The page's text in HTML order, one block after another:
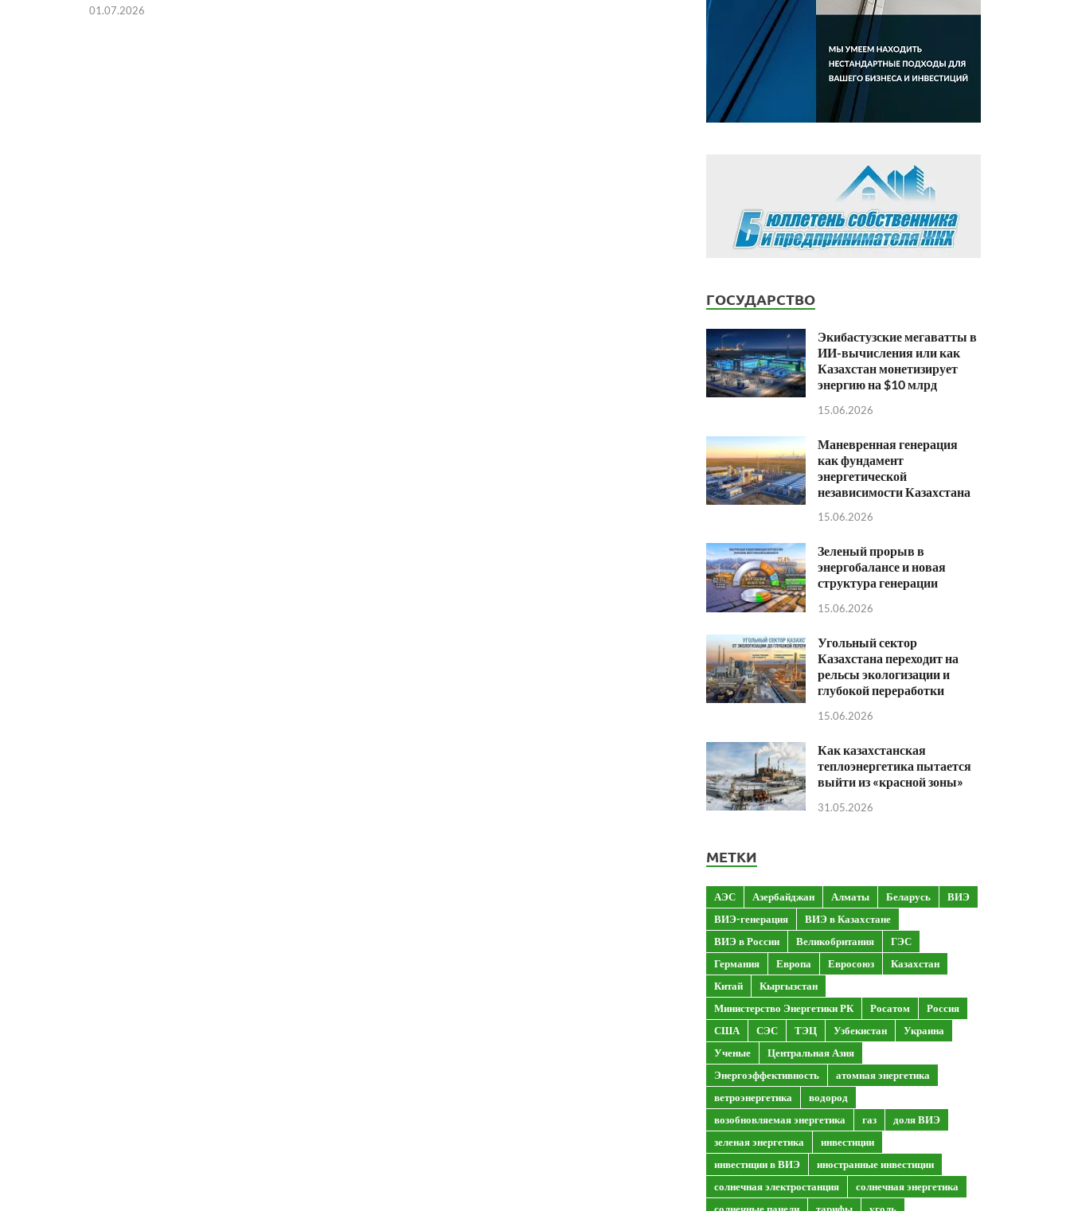
01.07.2026
ГОСУДАРСТВО
Экибастузские мегаватты в
ИИ-вычисления или как
Казахстан монетизирует
энергию на $10 млрд
15.06.2026
Маневренная генерация
как фундамент
энергетической
независимости Казахстана
15.06.2026
Зеленый прорыв в
энергобалансе и новая
структура генерации
15.06.2026
Угольный сектор
Казахстана переходит на
рельсы экологизации и
глубокой переработки
15.06.2026
Как казахстанская
теплоэнергетика пытается
выйти из «красной зоны»
31.05.2026
МЕТКИ
АЭС Азербайджан Алматы Беларусь
ВИЭ
ВИЭ-генерация
ВИЭ в Казахстане
ВИЭ в России
Великобритания
ГЭС
Германия
Европа Евросоюз
Казахстан
Китай
Кыргызстан
Министерство Энергетики РК
Росатом
Россия
США
СЭС ТЭЦ Узбекистан
Украина
Ученые
Центральная Азия
Энергоэффективность
атомная энергетика
ветроэнергетика
водород
возобновляемая энергетика
газ
доля ВИЭ
зеленая энергетика
инвестиции
инвестиции в ВИЭ
иностранные инвестиции
солнечная электростанция
солнечная энергетика
солнечные панели
тарифы уголь